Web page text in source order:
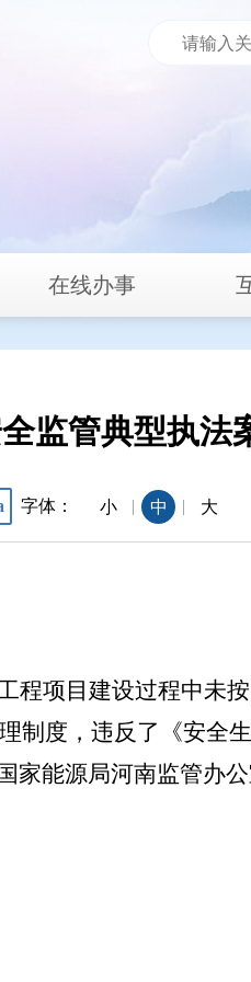
在线办事
监管典型执法
字体： 小 | 中 | 大
程项目建设过程中未
制度，违反了《安全
家能源局河南监管办